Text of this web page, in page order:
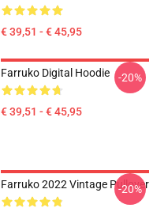
€ 39,51 - € 45,95
Farruko Digital Hoodie
€ 39,51 - € 45,95
-20%
Farruko 2022 Vintage Pullover
-20%